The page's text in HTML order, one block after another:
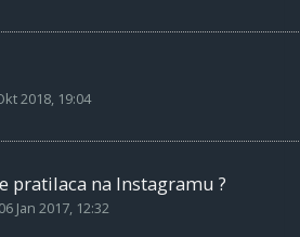
2018, 19:04
pratilaca na Instagramu ?
06 Jan 2017, 12:32